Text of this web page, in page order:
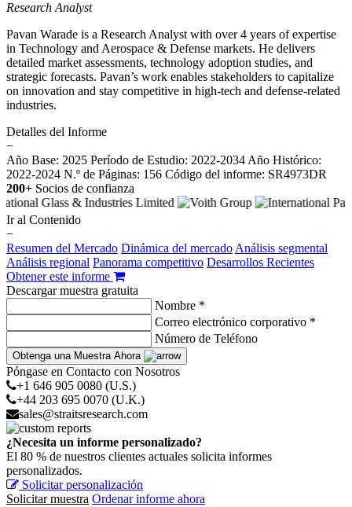
Research Analyst
Pavan Warade is a Research Analyst with over 4 years of expertise
in Technology and Aerospace & Defense markets. He delivers
detailed market assessments, technology adoption studies, and
strategic forecasts. Pavan’s work enables stakeholders to capitalize
on innovation and stay competitive in high-tech and defense-related
industries.
Detalles del Informe
−
Año Base: 2025 Período de Estudio: 2022-2034Año Histórico:
2022-2024 N.º de Páginas: 156 Código del informe: SR4973DR
200+ Socios de confianza
Ir al Contenido
−
Resumen del Mercado Dinámica del mercadoAnálisis segmental
Análisis regional Panorama competitivo Desarrollos Recientes
Obtener este informe
Descargar muestra gratuita
Nombre *
Correo electrónico corporativo *
Número de Teléfono
Obtenga una Muestra Ahora
Póngase en Contacto con Nosotros
+1 646 905 0080 (U.S.)
+44 203 695 0070 (U.K.)
sales@straitsresearch.com
¿Necesita un informe personalizado?
El 80 % de nuestros clientes actuales solicita informes
personalizados.
Solicitar personalización
Solicitar muestra Ordenar informe ahora